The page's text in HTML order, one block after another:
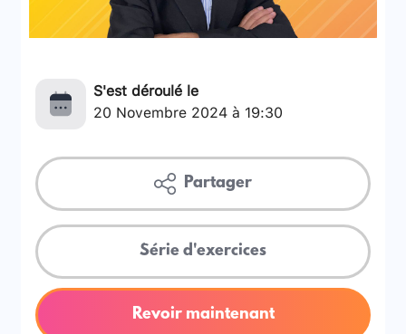
S'est déroulé le
20 Novembre 2024 à 19:30
Partager
Série d'exercices
Revoir maintenant